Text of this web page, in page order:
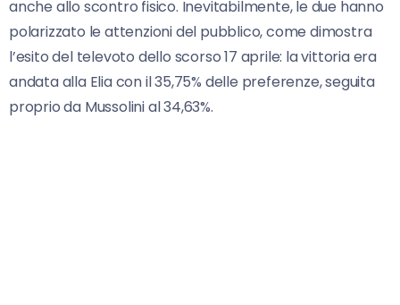
anche allo scontro fisico. Inevitabilmente, le due hanno
polarizzato le attenzioni del pubblico, come dimostra
l’esito del televoto dello scorso 17 aprile: la vittoria era
andata alla Elia con il 35,75% delle preferenze, seguita
proprio da Mussolini al 34,63%.